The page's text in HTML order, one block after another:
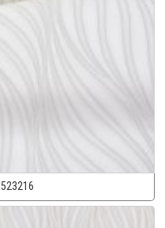
523216